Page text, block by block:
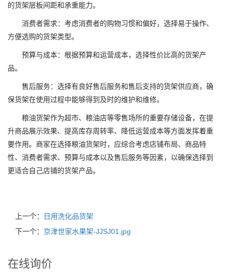
的货架层板间距和承重能力。
消费者需求：考虑消费者的购物习惯和偏好，选择易于操作、
方便选购的货架类型。
预算与成本：根据预算和运营成本，选择性价比高的货架产
品。
售后服务：选择有良好售后服务和售后支持的货架供应商，确
保货架在使用过程中能够得到及时的维护和维修。
粮油货架作为超市、粮油店等零售场所的重要存储设备，在提
升商品展示效果、提高库存周转率、降低运营成本等方面发挥着重
要作用。商家在选择粮油货架时，应综合考虑店铺布局、商品特
性、消费者需求、预算与成本以及售后服务等因素，以确保选择到
更适合自己店铺的货架产品。
上一个：
日用洗化品货架
下一个： 京津世家水果架-JJSJ01.jpg
在线询价